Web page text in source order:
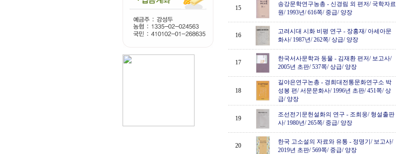
15
송강문학연구농총 - 신경림 외 편저/ 국학자료
원/ 1993년/ 616쪽/ 중급/ 양장
16
고려시대 시화 비평 연구 - 장홍재/ 아세아문
화사/ 1987년/ 262쪽/ 상급/ 양장
17
한국서사문학과 동물 - 김재환 편저/ 보고사/
2005년 초판/ 537쪽/ 상급/ 양장
18
길야은연구논총 - 경희대전통문화연구소 박
성봉 편/ 서문문화사/ 1996년 초판/ 451쪽/ 상
급/ 양장
19
조선전기문헌설화의 연구 - 조희웅/ 형설출판
사/ 1980년/ 265쪽/ 중급/ 양장
20
한국 고소설의 자료와 유통 - 정명기/ 보고사/
2019년 초판/ 569쪽/ 중급/ 양장